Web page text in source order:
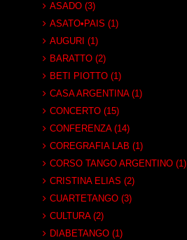
ASADO (3)
ASATO•PAIS (1)
AUGURI (1)
BARATTO (2)
BETI PIOTTO (1)
CASA ARGENTINA (1)
CONCERTO (15)
CONFERENZA (14)
COREGRAFIA LAB (1)
CORSO TANGO ARGENTINO (1)
CRISTINA ELIAS (2)
CUARTETANGO (3)
CULTURA (2)
DIABETANGO (1)